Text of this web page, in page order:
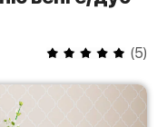
(5)